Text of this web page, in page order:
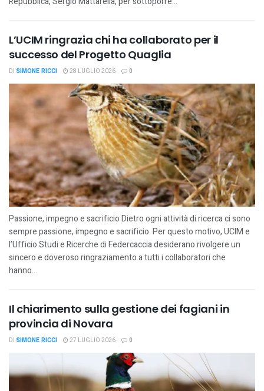
L’UCIM ringrazia chi ha collaborato per il
successo del Progetto Quaglia
DI SIMONE RICCI 28 LUGLIO 2026 0
Passione, impegno e sacrificio Dietro ogni attività di ricerca ci sono
sempre passione, impegno e sacrificio. Per questo motivo, UCIM e
l’Ufficio Studi e Ricerche di Federcaccia desiderano rivolgere un
sincero e doveroso ringraziamento a tutti i collaboratori che
hanno...
Il chiarimento sulla gestione dei fagiani in
provincia di Novara
DI SIMONE RICCI 27 LUGLIO 2026 0